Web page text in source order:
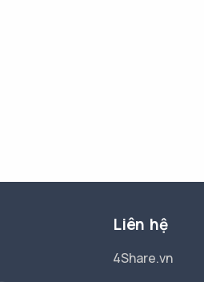
Liên hệ
4Share.vn